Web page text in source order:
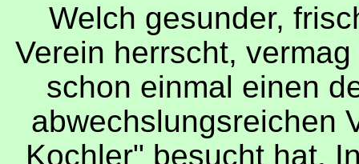
Welch gesunder,
Verein herrscht,
schon einmal einen
abwechslungsreichen
Kochler" besucht hat.